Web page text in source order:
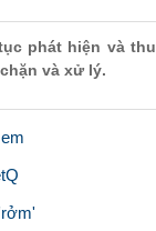
phát hiện và thu
và xử lý.